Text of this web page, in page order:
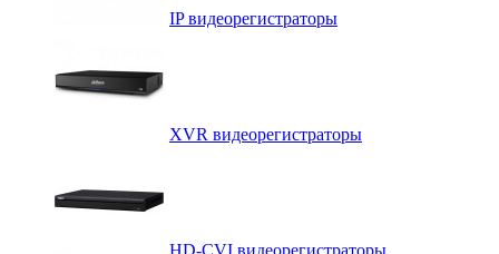
IP видеорегистраторы
XVR видеорегистраторы
HD-CVI видеорегистраторы